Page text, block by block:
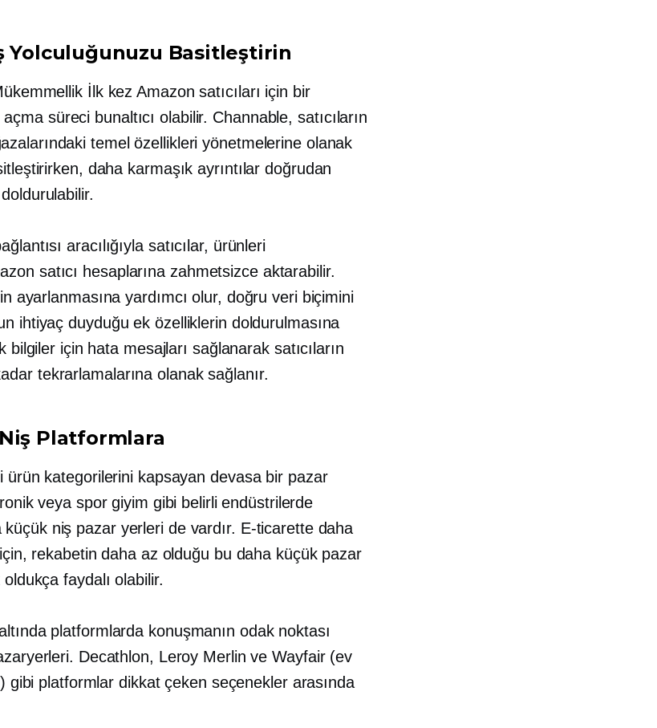
Yolculuğunuzu Basitleştirin
İlk kez Amazon satıcıları için bir
süreci bunaltıcı olabilir. Channable, satıcıların
temel özellikleri yönetmelerine olanak
daha karmaşık ayrıntılar doğrudan
aracılığıyla satıcılar, ürünleri
satıcı hesaplarına zahmetsizce aktarabilir.
ayarlanmasına yardımcı olur, doğru veri biçimini
ihtiyaç duyduğu ek özelliklerin doldurulmasına
bilgiler için hata mesajları sağlanarak satıcıların
tekrarlamalarına olanak sağlanır.
Platformlara
ürün kategorilerini kapsayan devasa bir pazar
veya spor giyim gibi belirli endüstrilerde
küçük niş pazar yerleri de vardır. E-ticarette daha
rekabetin daha az olduğu bu daha küçük pazar
faydalı olabilir.
platformlarda konuşmanın odak noktası
Decathlon, Leroy Merlin ve Wayfair (ev
gibi platformlar dikkat çeken seçenekler arasında